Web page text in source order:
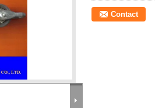
Contact